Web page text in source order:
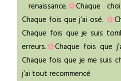
renaissance.
Chaque
Chaque fois que j’ai osé.
Chaque fois que je suis
erreurs.
Chaque fois que
Chaque fois que je me suis
j’ai tout recommencé